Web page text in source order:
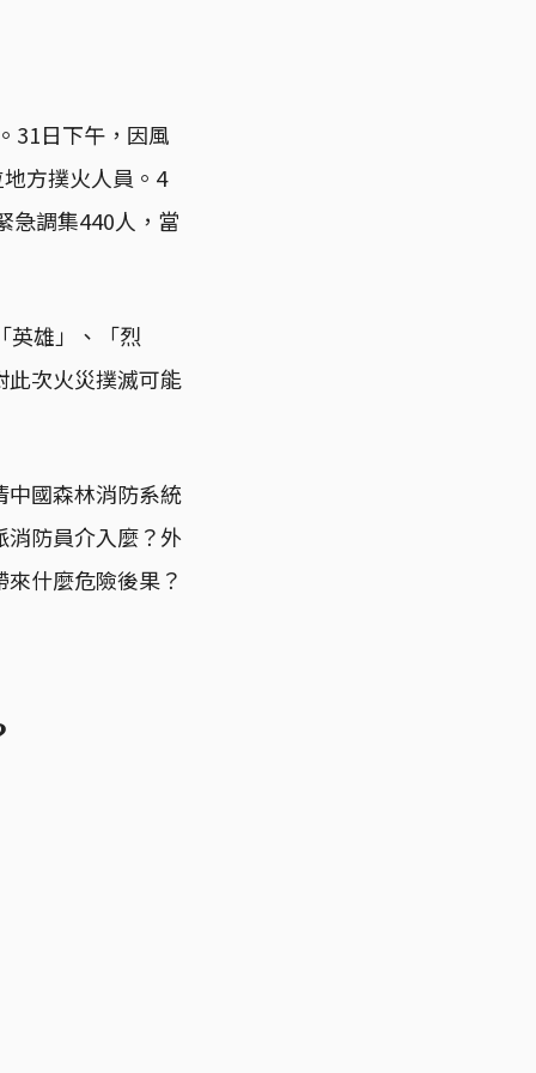
31日下午，因風
方撲火人員。4
急調集440人，當
英雄」、「烈
此次火災撲滅可能
中國森林消防系統
消防員介入麼？外
什麼危險後果？